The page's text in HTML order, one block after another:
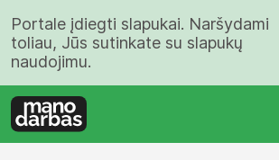
Portale įdiegti slapukai. Naršydami
toliau, Jūs sutinkate su slapukų
naudojimu.